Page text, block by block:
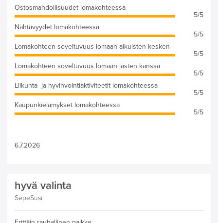
Ostosmahdollisuudet lomakohteessa
5/5
Nähtävyydet lomakohteessa
5/5
Lomakohteen soveltuvuus lomaan aikuisten kesken
5/5
Lomakohteen soveltuvuus lomaan lasten kanssa
5/5
Liikunta- ja hyvinvointiaktiviteetit lomakohteessa
5/5
Kaupunkielämykset lomakohteessa
5/5
6.7.2026
hyvä valinta
SepeSusi